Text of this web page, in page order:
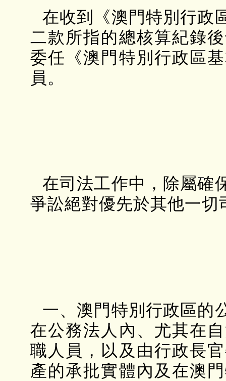
在收到《澳門特別行政
二款所指的總核算紀錄
委任《澳門特別行政區
員。
在司法工作中，除屬確
爭訟絕對優先於其他一切
一、澳門特別行政區的
在公務法人內、尤其在
職人員，以及由行政長
產的承批實體內及在澳